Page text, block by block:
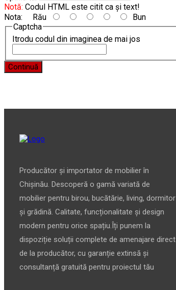
Notă: Codul HTML este citit ca şi text!
Nota: Rău
Bun
Captcha
Itrodu codul din imaginea de mai jos
Continuă
Producător și importator de mobilier în
Chișinău. Descoperă o gamă variată de
mobilier pentru birou, bucătărie, living, dormitor
și grădină. Calitate, funcționalitate și design
modern pentru orice spațiu.Îți punem la
dispoziție soluții complete de amenajare direct
de la producător, cu garanție extinsă și
consultanță gratuită pentru proiectul tău